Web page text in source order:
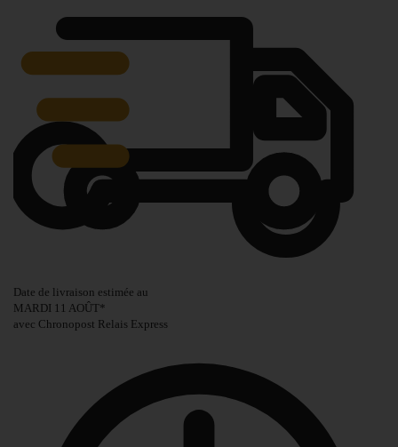
Date de livraison estimée au
MARDI 11 AOÛT*
avec Chronopost Relais Express